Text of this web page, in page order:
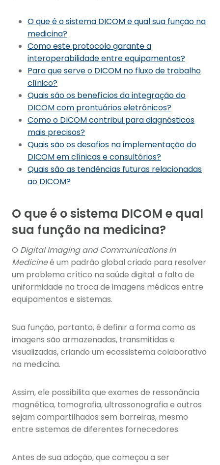
O que é o sistema DICOM e qual sua função na
medicina?
Como este protocolo garante a
interoperabilidade entre equipamentos?
Para que serve o DICOM no fluxo de trabalho
clínico?
Quais são os benefícios da integração do
DICOM com prontuários eletrônicos?
Como o DICOM contribui para diagnósticos
mais precisos?
Quais são os desafios na implementação do
DICOM em clínicas e consultórios?
Quais são as tendências futuras relacionadas
ao DICOM?
O que é o sistema DICOM e qual
sua função na medicina?
O Digital Imaging and Communications in
Medicineé um padrão global criado para resolver
um problema crítico na saúde digital: a falta de
uniformidade na troca de imagens médicas entre
equipamentos e sistemas.
Sua função, portanto, é definir a forma como as
imagens são armazenadas, transmitidas e
visualizadas, criando um ecossistema colaborativo
na medicina.
Assim, ele possibilita que exames de ressonância
magnética, tomografia, ultrassonografia e outros
sejam compartilhados sem barreiras, mesmo
entre sistemas de diferentes fornecedores.
Antes de sua adoção, que começou a ser